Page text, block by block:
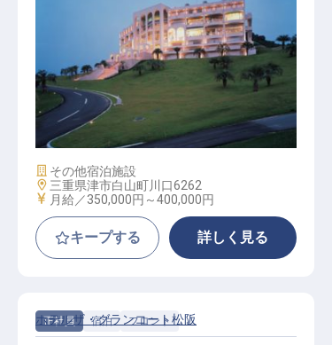
ホテル支配人候補
施設業態
その他宿泊施設
勤務地
三重県津市白山町川口6262
給与
月給／350,000円～400,000円
キープする 詳しく見る
正社員 宿泊 フロント
ホテルザ・グランコート松阪